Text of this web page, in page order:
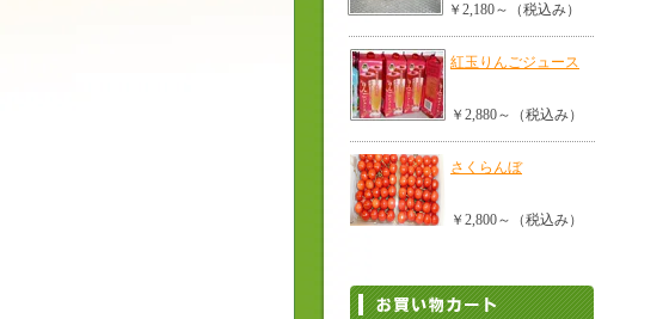
￥2,180～（税込み）
紅玉りんごジュース
￥2,880～（税込み）
さくらんぼ
￥2,800～（税込み）